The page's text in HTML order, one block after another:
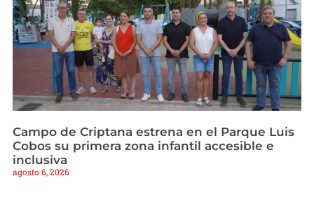
Campo de Criptana estrena en el Parque Luis
Cobos su primera zona infantil accesible e
inclusiva
agosto 6, 2026